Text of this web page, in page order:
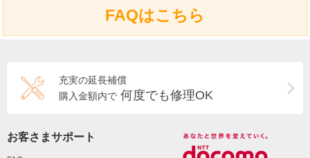
FAQはこちら
充実の延長補償
購入金額内で 何度でも修理OK
お客さまサポート